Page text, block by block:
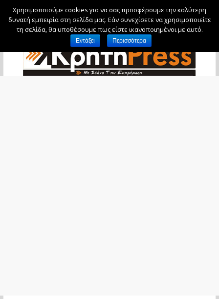
Πέμπτη, 6 Αυγούστου, 2026
Χρησιμοποιούμε cookies για να σας προσφέρουμε την καλύτερη
δυνατή εμπειρία στη σελίδα μας. Εάν συνεχίσετε να χρησιμοποιείτε
τη σελίδα, θα υποθέσουμε πως είστε ικανοποιημένοι με αυτό.
Εντάξει Περισσότερα